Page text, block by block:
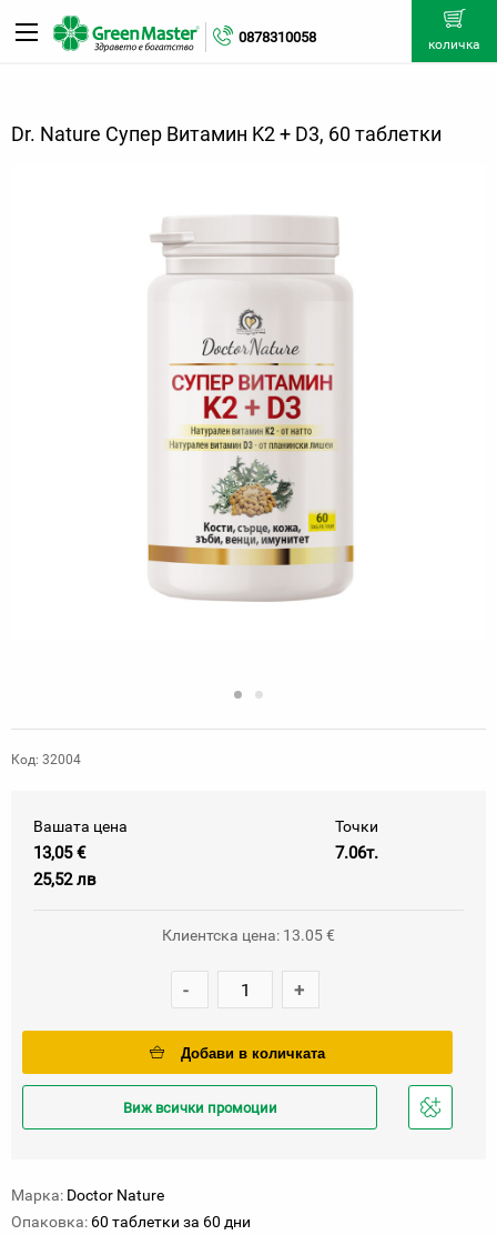
0878310058 количка
Dr. Nature Супер Витамин K2 + D3, 60 таблетки
Код: 32004
Вашата цена
13,05 €
25,52 лв
Точки
7.06т.
Клиентска цена: 13.05 €
- +
Добави в количката
Виж всички промоции
Добави
Марка: Doctor Nature
Опаковка: 60 таблетки за 60 дни